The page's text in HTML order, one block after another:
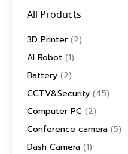
All Products
3D Printer (2)
AI Robot (1)
Battery (2)
CCTV&Security (45)
Computer PC (2)
Conference camera (5)
Dash Camera (1)